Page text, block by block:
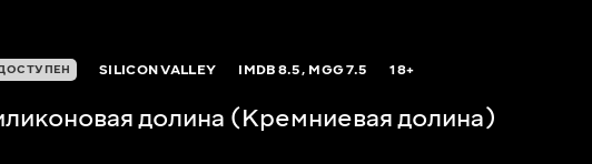
SILICON VALLEY IMDB8.5, MGG7.5 18+
долина (Кремниевая долина)